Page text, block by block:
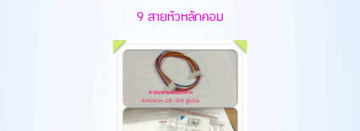
9 สายหัวหลักคอม